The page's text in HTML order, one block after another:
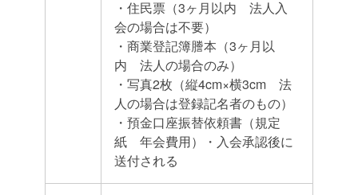
・住民票（3ヶ月以内 法人入
会の場合は不要）
・商業登記簿謄本（3ヶ月以
内 法人の場合のみ）
・写真2枚（縦4cm×横3cm 法
人の場合は登録記名者のもの）
・預金口座振替依頼書（規定
紙 年会費用）・入会承認後に
送付される